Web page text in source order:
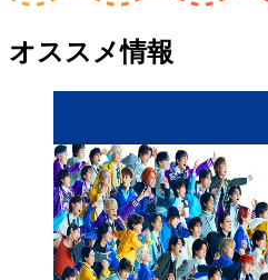
オススメ情報